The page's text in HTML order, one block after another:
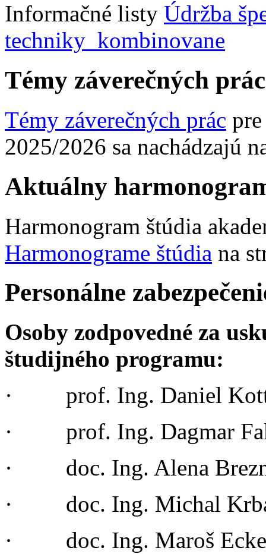
Informačné listy Údržba
techniky_kombinovane
Témy záverečných
Témy záverečných prác
2025/2026 sa nachádzajú
Aktuálny
Harmonogram štúdia
Harmonograme štúdia na
Personálne
Osoby zodpovedné za
študijného programu:
· prof. Ing. Daniel
· prof. Ing. Dagmar
· doc. Ing. Alena
· doc. Ing. Michal
· doc. Ing. Maroš